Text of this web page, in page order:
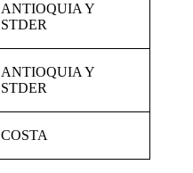
ANTIOQUIA Y
STDER
ANTIOQUIA Y
STDER
COSTA